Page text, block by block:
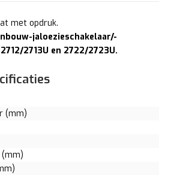
met opdruk.
jaloezieschakelaar/-
2713U en 2722/2723U.
(mm)